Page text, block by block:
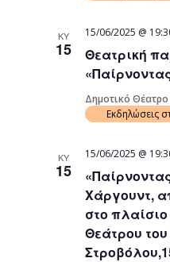
ΚΥ
15
Θεατρική
15/06/2025 @
Δημοτικό
Εκδηλώσεις
ΚΥ
15
Χάργουντ,
στο
Θεάτρου
15/06/2025 @